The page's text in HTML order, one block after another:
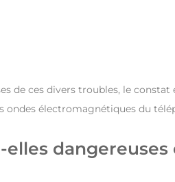
de ces divers troubles, le
ondes électromagnétiques du
elles